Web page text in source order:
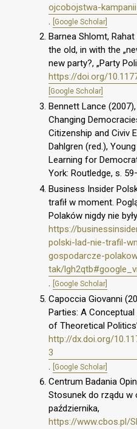
ojcobojstwa-
.
[Google Scholar]
Barnea Shlomt,
the old, in with the
new party?, „Party
https://doi.org/
[Google Scholar]
Bennett Lance
Changing
Citizenship and Civiv
Dahlgren (red.),
Learning for
York: Routledge, s.
Business Insider
trafił w moment.
Polaków nigdy nie
https://
polski-lad-nie-trafil-
gospodarcze-
tak/
.
[Google Scholar]
Capoccia Giovanni
Parties: A
of Theoretical
http://dx.doi.org/
3
.
[Google Scholar]
Centrum Badania
Stosunek do rządu w
października,
https://www.cbos.pl/